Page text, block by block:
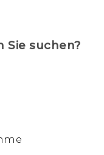
Sie suchen?